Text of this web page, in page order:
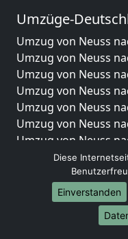
Umzüge-
Umzug von Neuss
Umzug von Neuss
Umzug von Neuss
Umzug von Neuss
Umzug von Neuss
Umzug von Neuss
Umzug von Neuss
Umzug von Neuss
Umzug von Neuss
Umzug von Neuss
Umzug von Neuss
Umzug von Neuss
Diese
Einverstanden